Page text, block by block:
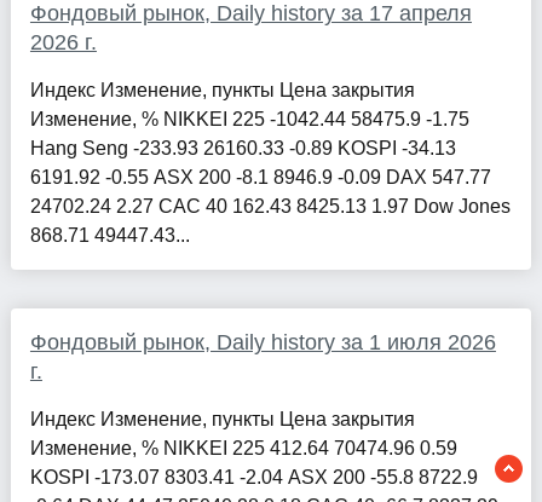
Фондовый рынок, Daily history за 17 апреля
2026 г.
Индекс Изменение, пункты Цена закрытия
Изменение, % NIKKEI 225 -1042.44 58475.9 -1.75
Hang Seng -233.93 26160.33 -0.89 KOSPI -34.13
6191.92 -0.55 ASX 200 -8.1 8946.9 -0.09 DAX 547.77
24702.24 2.27 CAC 40 162.43 8425.13 1.97 Dow Jones
868.71 49447.43...
Фондовый рынок, Daily history за 1 июля 2026
г.
Индекс Изменение, пункты Цена закрытия
Изменение, % NIKKEI 225 412.64 70474.96 0.59
KOSPI -173.07 8303.41 -2.04 ASX 200 -55.8 8722.9